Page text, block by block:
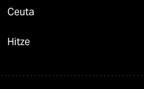
Ceuta
Hitze